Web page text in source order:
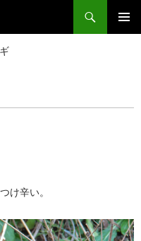
け辛い。